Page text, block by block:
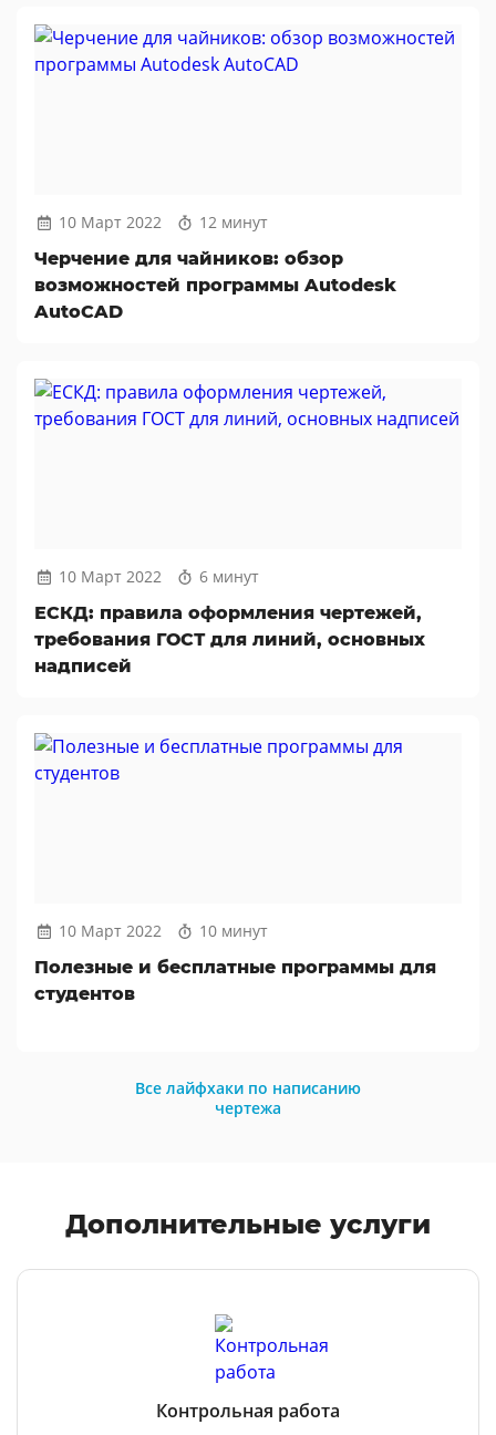
10 Март 2022
12 минут
Черчение для чайников: обзор
возможностей программы Autodesk
AutoCAD
10 Март 2022
6 минут
ЕСКД: правила оформления чертежей,
требования ГОСТ для линий, основных
надписей
10 Март 2022
10 минут
Полезные и бесплатные программы для
студентов
Все лайфхаки по написанию
чертежа
Дополнительные услуги
Контрольная работа